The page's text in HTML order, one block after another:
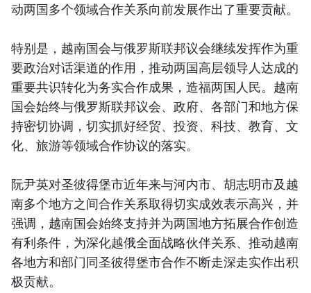
动两国多个领域合作关系向前发展作出了重要贡献。
特别是，越南国会与俄罗斯联邦议会继续发挥作为重
要政治对话渠道的作用，推动两国高层领导人达成的
重要共识转化为务实合作成果，造福两国人民。越南
国会始终与俄罗斯联邦议会、政府、各部门和地方保
持密切协调，切实抓好经贸、投资、科技、教育、文
化、旅游等领域合作协议的落实。
阮尹英对圣彼得堡市近年来与河内市、胡志明市及越
南多个地方之间合作关系取得切实成效表示高兴，并
强调，越南国会始终支持并为两国地方拓展合作创造
有利条件，为深化越俄全面战略伙伴关系、推动越南
各地方和部门同圣彼得堡市合作不断走深走实作出积
极贡献。